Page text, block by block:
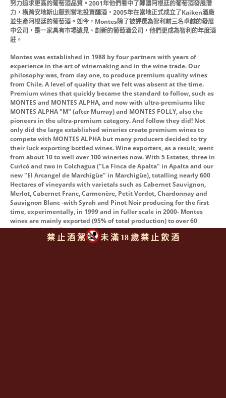
努力追求更高的葡萄酒品質。2001年他們看中了鄰國阿根廷的葡萄酒發展潛
力，橫跨安地斯山脈到當地投資釀酒，2005年在當地正式成立了Kaiken酒廠
並生產阿根廷的葡萄酒。如今，Montes除了被評選為智利前三名卓越的發展
中公司，是一家具有市場遠見、創新的葡萄酒公司，他們更成為智利的年度酒
莊。
Montes was established in 1988 by four partners with years of
experience in the art of winemaking and in the wine trade. Our
philosophy was, from day one, to produce premium quality wines
from Chile. A level of quality that we felt was absent at the time.
Premium wines that quickly became the standard to follow, such as
MONTES and MONTES ALPHA, and now with ultra-premiums like
MONTES ALPHA "M" (after Murray) and MONTES FOLLY, also the
pioneers in the ultra-premium category. And follow they did! Not
only did the large established wineries create premium wines to
compete with MONTES ALPHA but many producers decided to try
their luck exporting bottled wines. Wine exporters, as a result, went
from about 10 to well over 100 wineries now. With 5 Estates, three in
Curicó and two in Colchagua ("La Finca de Apalta" in Apalta and our
new "El Arcangel de Marchigüe" in Marchigüe), totalling nearly 600
Hectares of vineyards with varietals such as Cabernet Sauvignon,
Merlot, Cabernet Franc, Carmenère, Petit Verdot, Chardonnay and
Sauvignon Blanc -with Syrah and Pinot Noir producing for the first
time, experimentally, in 1999 and in fuller scale in 2000- Montes
wines are mainly exported (95% of total production) to over 60
countries in the five continents.
禁 止 酒 駕 未 滿 18 歲 禁 止 飲 酒